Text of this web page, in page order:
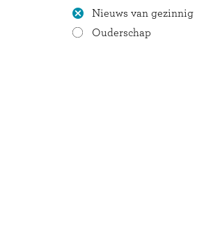
Nieuws van gezinnig
Ouderschap